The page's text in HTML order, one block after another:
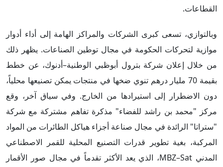
القطاعات.
وبالتوازي، تسعى كبرى الشركات والمراكز الهامة إلى أداء أدوار
موازية لتحركات الحكومة في مجال توطين الصناعات. يظهر ذلك
من خلال إعلان شركة بترول أبوظبي الوطنية–أدنوك، عن خطط
بقيمة 70 مليار درهم تنوي ضخها في منتجات يمكن تصنيعها محلياً،
دون الاضطرار إلى استيرادها من الخارج. وفي سياق آخر، وقع
مركز "محمد بن راشد للفضاء" مذكرة تفاهم مشتركة مع شركة
"ستراتا" الرائدة في مجال صناعة أجزاء هياكل الطائرات من المواد
المركبة، بغية تطوير قدرات التصنيع المحلية للقمر الاصطناعي
المدني MBZ–Sat، الذي يعد الأكثر تقدماً في مجال صور الأقمار